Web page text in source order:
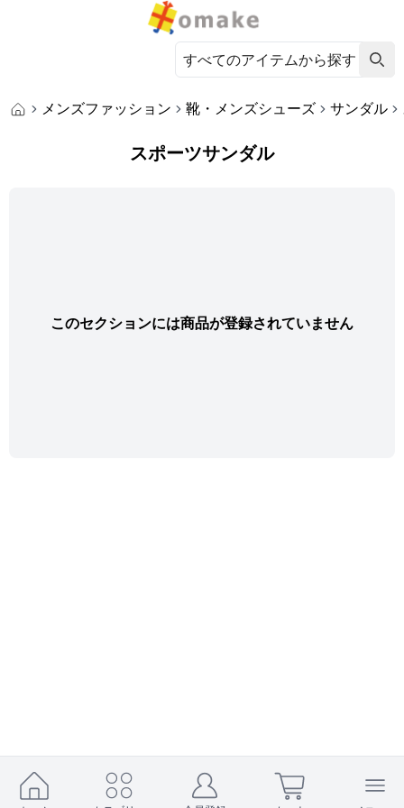
メンズファッション 靴・メンズシューズ サンダル
スポーツサンダル
このセクションには商品が登録されていません